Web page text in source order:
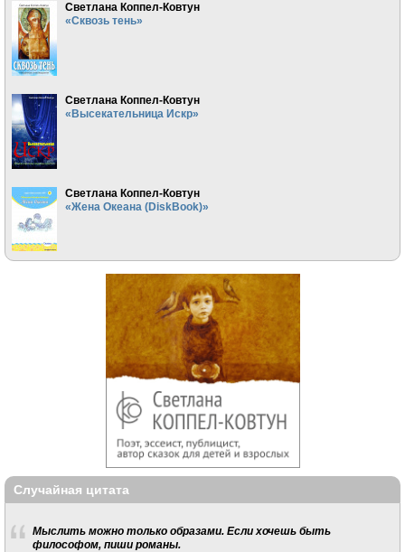
Светлана Коппел-Ковтун
«Сквозь тень»
Светлана Коппел-Ковтун
«Высекательница Искр»
Светлана Коппел-Ковтун
«Жена Океана (DiskBook)»
Случайная цитата
Мыслить можно только образами. Если хочешь быть
философом, пиши романы.